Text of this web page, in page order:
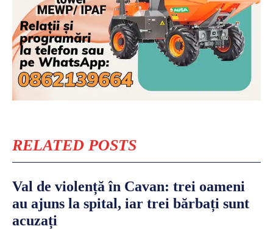
RELATED POSTS
Val de violență în Cavan: trei oameni
au ajuns la spital, iar trei bărbați sunt
acuzați